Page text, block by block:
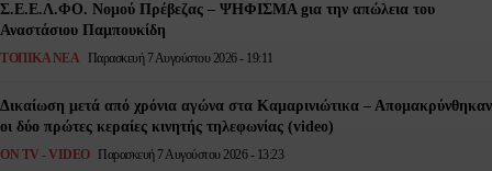
Σ.Ε.Ε.Λ.ΦΟ. Νομού Πρέβεζας – ΨΗΦΙΣΜΑ gια την απώλεια του
Αναστάσιου Παμπουκίδη
ΤΟΠΙΚΆ ΝΈΑ Παρασκευή 7 Αυγούστου 2026 - 19:11
Δικαίωση μετά από χρόνια αγώνα στα Καμαρινιώτικα – Απομακρύνθηκαν
οι δύο πρώτες κεραίες κινητής τηλεφωνίας (video)
ON TV - VIDEO Παρασκευή 7 Αυγούστου 2026 - 13:23